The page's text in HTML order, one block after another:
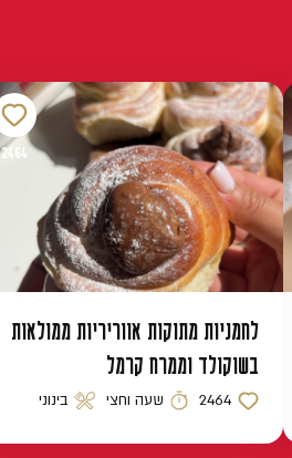
2464
לחמניות מתוקות אווריריות ממולאות
בשוקולד וממרח קרמל
כמות לייקים
2464 זמן הכנהשעה וחצי רמת קושי
בינוני